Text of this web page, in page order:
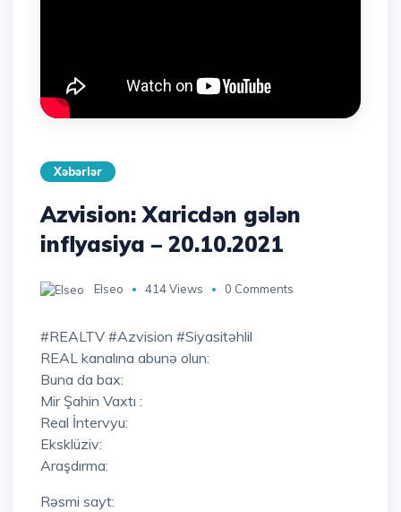
Xəbərlər
Azvision: Xaricdən gələn
inflyasiya – 20.10.2021
Elseo 414 Views 0 Comments
#REALTV #Azvision #Siyasitəhlil
REAL kanalına abunə olun:
Buna da bax:
Mir Şahin Vaxtı :
Real İntervyu:
Eksklüziv:
Araşdırma:
Rəsmi sayt: